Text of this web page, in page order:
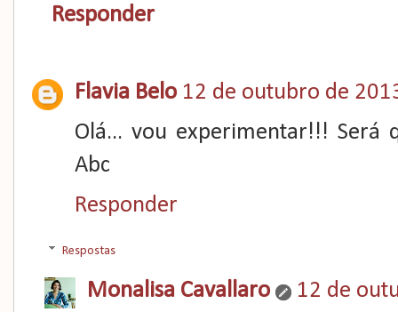
Responder
Flavia Belo 12 de outubro de
Olá... vou experimentar!!! Será
Abc
Responder
Respostas
Monalisa Cavallaro
12 de